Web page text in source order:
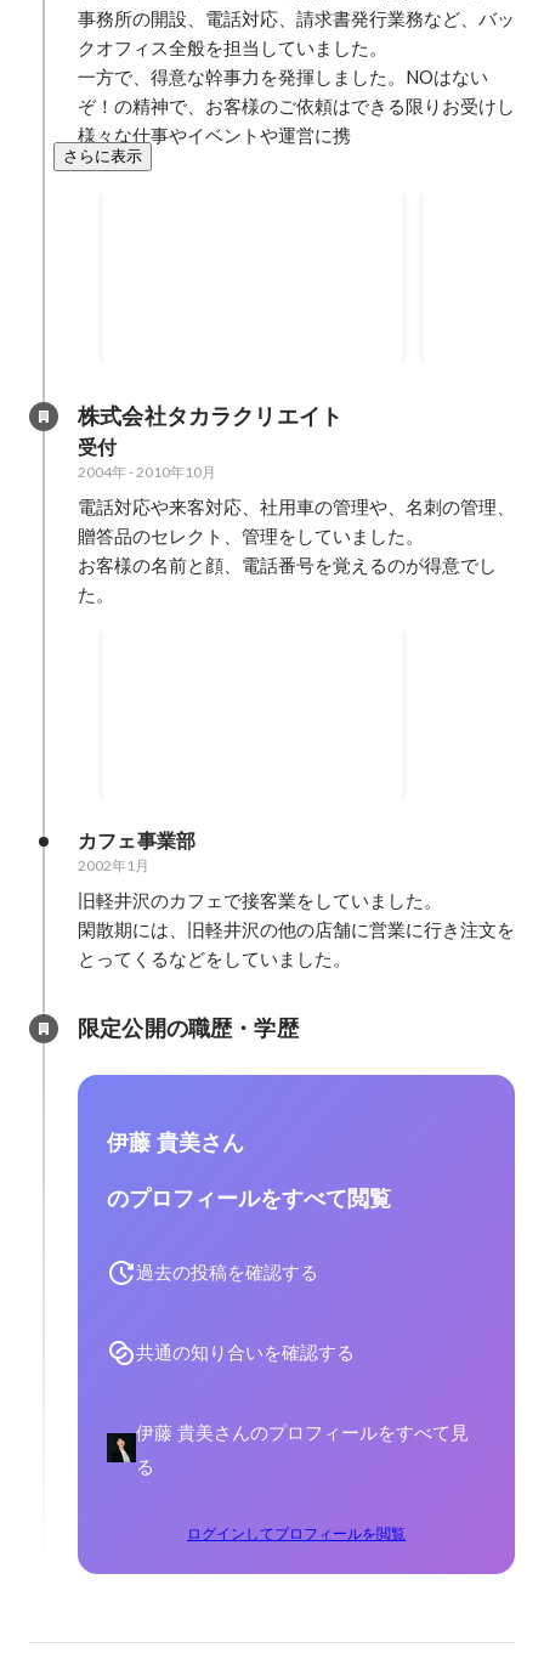
事務所の開設、電話対応、請求書発行業務など、バッ
クオフィス全般を担当していました。
一方で、得意な幹事力を発揮しました。NOはない
ぞ！の精神で、お客様のご依頼はできる限りお受けし
様々な仕事やイベントや運営に携
さらに表示
株式会社タカラクリエイト
受付
2004年-2010年10月
電話対応や来客対応、社用車の管理や、名刺の管理、
贈答品のセレクト、管理をしていました。
お客様の名前と顔、電話番号を覚えるのが得意でし
た。
た。
カフェ事業部
2002年1月
旧軽井沢のカフェで接客業をしていました。
閑散期には、旧軽井沢の他の店舗に営業に行き注文を
とってくるなどをしていました。
限定公開の職歴・学歴
伊藤 貴美さん
のプロフィールをすべて閲覧
過去の投稿を確認する
共通の知り合いを確認する
伊藤 貴美さんのプロフィールをすべて見
る
ログインしてプロフィールを閲覧